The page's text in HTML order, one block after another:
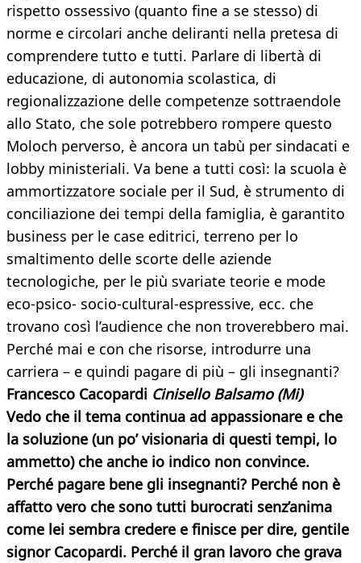
rispetto ossessivo (quanto fine a se stesso) di
norme e circolari anche deliranti nella pretesa di
comprendere tutto e tutti. Parlare di libertà di
educazione, di autonomia scolastica, di
regionalizzazione delle competenze sottraendole
allo Stato, che sole potrebbero rompere questo
Moloch perverso, è ancora un tabù per sindacati e
lobby ministeriali. Va bene a tutti così: la scuola è
ammortizzatore sociale per il Sud, è strumento di
conciliazione dei tempi della famiglia, è garantito
business per le case editrici, terreno per lo
smaltimento delle scorte delle aziende
tecnologiche, per le più svariate teorie e mode
eco-psico- socio-cultural-espressive, ecc. che
trovano così l’audience che non troverebbero mai.
Perché mai e con che risorse, introdurre una
carriera – e quindi pagare di più – gli insegnanti?
Francesco Cacopardi Cinisello Balsamo (Mi)
Vedo che il tema continua ad appassionare e che
la soluzione (un po’ visionaria di questi tempi, lo
ammetto) che anche io indico non convince.
Perché pagare bene gli insegnanti? Perché non è
affatto vero che sono tutti burocrati senz’anima
come lei sembra credere e finisce per dire, gentile
signor Cacopardi. Perché il gran lavoro che grava